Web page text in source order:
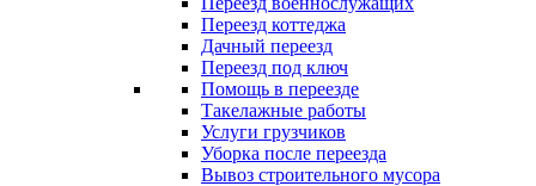
Переезд коттеджа
Дачный переезд
Переезд под ключ
Помощь в переезде
Такелажные работы
Услуги грузчиков
Уборка после переезда
Вывоз строительного мусора